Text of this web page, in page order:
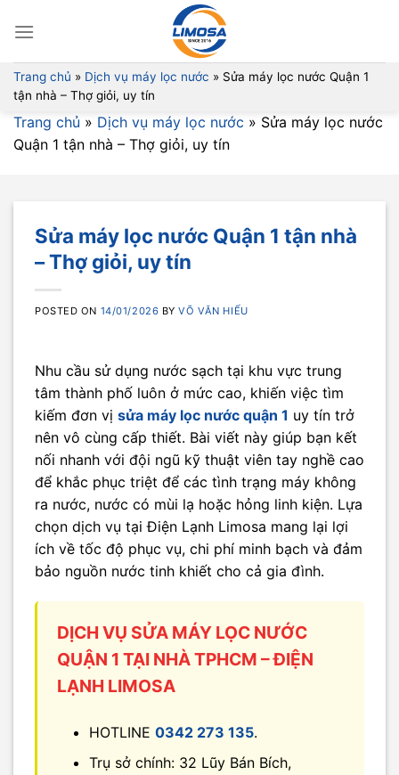
Trang chủ » Dịch vụ máy lọc nước » Sửa máy lọc nước Quận 1
tận nhà – Thợ giỏi, uy tín
Trang chủ » Dịch vụ máy lọc nước » Sửa máy lọc nước
Quận 1 tận nhà – Thợ giỏi, uy tín
Sửa máy lọc nước Quận 1 tận nhà
– Thợ giỏi, uy tín
POSTED ON 14/01/2026 BYVÕ VĂN HIẾU
Nhu cầu sử dụng nước sạch tại khu vực trung
tâm thành phố luôn ở mức cao, khiến việc tìm
kiếm đơn vị sửa máy lọc nước quận 1 uy tín trở
nên vô cùng cấp thiết. Bài viết này giúp bạn kết
nối nhanh với đội ngũ kỹ thuật viên tay nghề cao
để khắc phục triệt để các tình trạng máy không
ra nước, nước có mùi lạ hoặc hỏng linh kiện. Lựa
chọn dịch vụ tại Điện Lạnh Limosa mang lại lợi
ích về tốc độ phục vụ, chi phí minh bạch và đảm
bảo nguồn nước tinh khiết cho cả gia đình.
DỊCH VỤ SỬA MÁY LỌC NƯỚC
QUẬN 1 TẠI NHÀ TPHCM – ĐIỆN
LẠNH LIMOSA
HOTLINE 0342 273 135.
Trụ sở chính: 32 Lũy Bán Bích,